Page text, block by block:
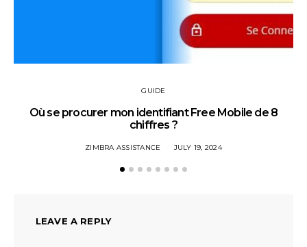
GUIDE
Où se procurer mon identifiant Free Mobile de 8
chiffres ?
ZIMBRA ASSISTANCE JULY 19, 2024
LEAVE A REPLY